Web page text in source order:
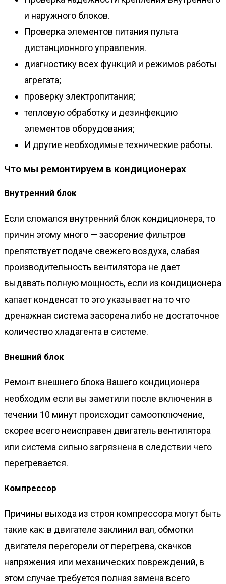
и наружного блоков.
Проверка элементов питания пульта
дистанционного управления.
диагностику всех функций и режимов работы
агрегата;
проверку электропитания;
тепловую обработку и дезинфекцию
элементов оборудования;
И другие необходимые технические работы.
Что мы ремонтируем в кондиционерах
Внутренний блок
Если сломался внутренний блок кондиционера, то
причин этому много — засорение фильтров
препятствует подаче свежего воздуха, слабая
производительность вентилятора не дает
выдавать полную мощность, если из кондиционера
капает конденсат то это указывает на то что
дренажная система засорена либо не достаточное
количество хладагента в системе.
Внешний блок
Ремонт внешнего блока Вашего кондиционера
необходим если вы заметили после включения в
течении 10 минут происходит самоотключение,
скорее всего неисправен двигатель вентилятора
или система сильно загрязнена в следствии чего
перегревается.
Компрессор
Причины выхода из строя компрессора могут быть
такие как: в двигателе заклинил вал, обмотки
двигателя перегорели от перегрева, скачков
напряжения или механических повреждений, в
этом случае требуется полная замена всего